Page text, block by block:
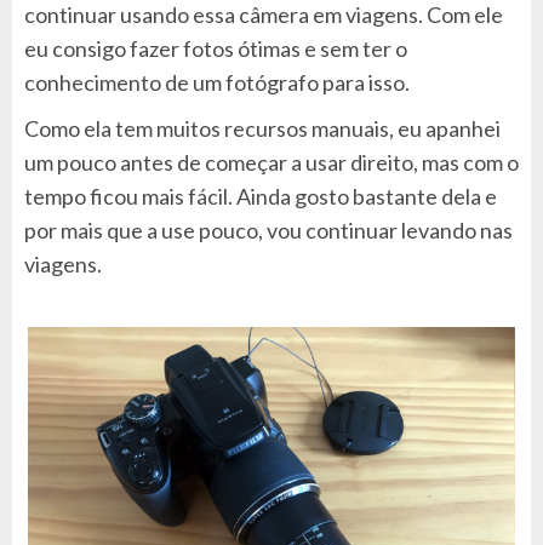
continuar usando essa câmera em viagens. Com ele
eu consigo fazer fotos ótimas e sem ter o
conhecimento de um fotógrafo para isso.
Como ela tem muitos recursos manuais, eu apanhei
um pouco antes de começar a usar direito, mas com o
tempo ficou mais fácil. Ainda gosto bastante dela e
por mais que a use pouco, vou continuar levando nas
viagens.